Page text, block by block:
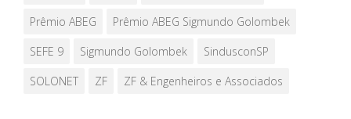
Prêmio ABEG
Prêmio ABEG Sigmundo Golombek
SEFE 9
Sigmundo Golombek
SindusconSP
SOLONET
ZF ZF & Engenheiros e Associados